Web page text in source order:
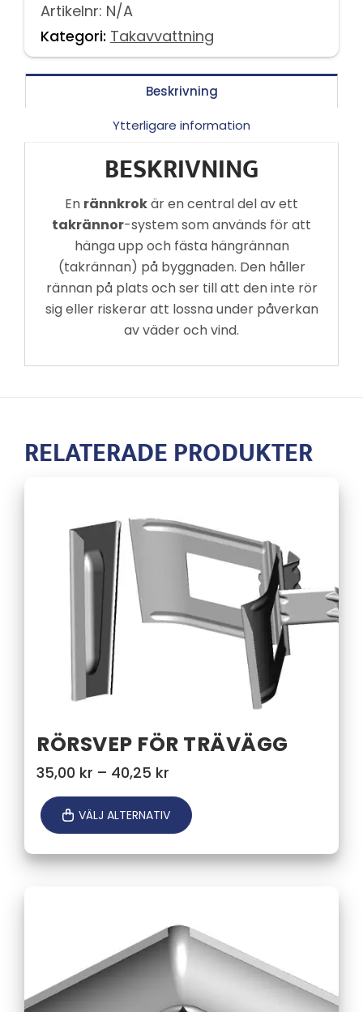
Artikelnr: N/A
Kategori: Takavvattning
Beskrivning
Ytterligare information
BESKRIVNING
En rännkrokär en central del av ett
takrännor-system som används för att
hänga upp och fästa hängrännan
(takrännan) på byggnaden. Den håller
rännan på plats och ser till att den inte rör
sig eller riskerar att lossna under påverkan
av väder och vind.
RELATERADE PRODUKTER
RÖRSVEP FÖR TRÄVÄGG
35,00 kr – 40,25 kr
till
40,25 kr
VÄLJ ALTERNATIV